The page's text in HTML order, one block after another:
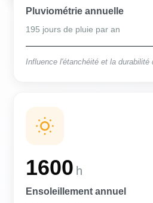
Pluviométrie annuelle
195 jours de pluie par an
Influence l'étanchéité et la durabilité
1600 h
Ensoleillement annuel